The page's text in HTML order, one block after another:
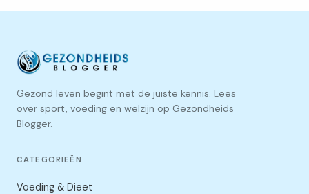
Gezond leven begint met de juiste kennis. Lees
over sport, voeding en welzijn op Gezondheids
Blogger.
CATEGORIEËN
Voeding & Dieet